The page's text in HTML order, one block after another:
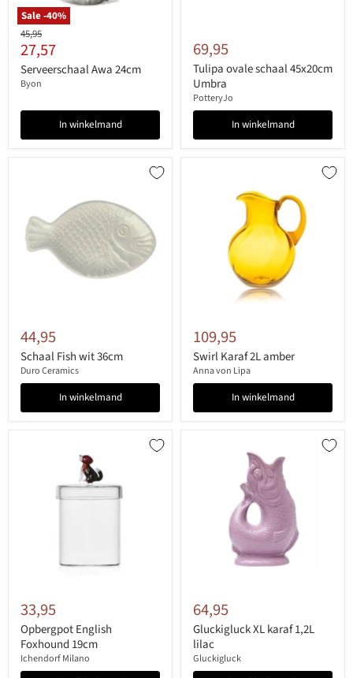
Sale -40%
Originele
prijs
45,95
Huidige
prijs
27,57
Serveerschaal Awa 24cm
Byon
In winkelmand
69,95
Tulipa ovale schaal 45x20cm
Umbra
PotteryJo
In winkelmand
44,95
Schaal Fish wit 36cm
Duro Ceramics
In winkelmand
109,95
Swirl Karaf 2L amber
Anna von Lipa
In winkelmand
33,95
Opbergpot English
Foxhound 19cm
Ichendorf Milano
64,95
Gluckigluck XL karaf 1,2L
lilac
Gluckigluck